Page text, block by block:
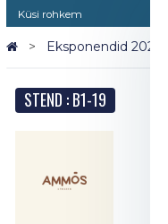
Küsi rohkem
Eksponendid 2026
STEND : B1-19